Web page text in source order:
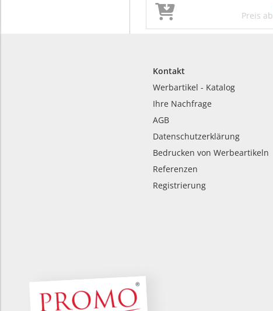
Preis ab
Kontakt
Werbartikel - Katalog
Ihre Nachfrage
AGB
Datenschutzerklärung
Bedrucken von Werbeartikeln
Referenzen
Registrierung